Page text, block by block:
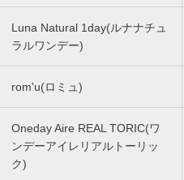
Luna Natural 1day(ルナナチュ
ラルワンデー)
rom'u(ロミュ)
Oneday Aire REAL TORIC(ワ
ンデーアイレリアルトーリッ
ク)